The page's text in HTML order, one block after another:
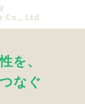
Co., Ltd
を、
なぐ